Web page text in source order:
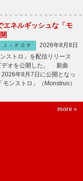
エネルギッシュな「モ
Ｊ－ＰＯＰ
2026年8月8日
ストロ」を配信リリース
デオを公開した。 新曲
2026年8月7日に公開となっ
ンストロ」（Monstruo）
more »